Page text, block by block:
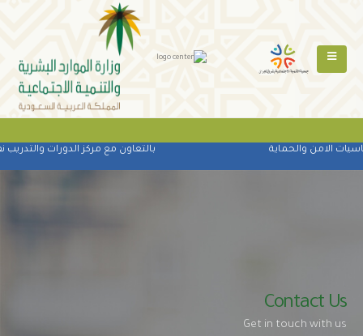
الامن والحماية بالتعاون مع مركز الدورات والتدريب
Contact Us
Get in touch with us